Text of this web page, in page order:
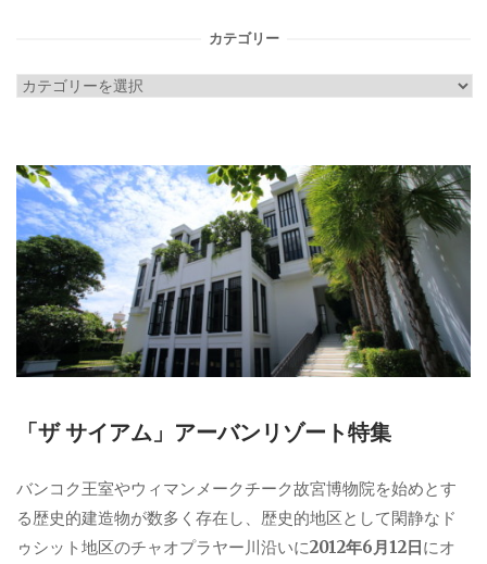
カテゴリー
カ
リ
ー
「ザ サイアム」アーバンリゾート特集
バンコク王室やウィマンメークチーク故宮博物院を始めとす
る歴史的建造物が数多く存在し、歴史的地区として閑静なド
ゥシット地区のチャオプラヤー川沿いに2012年6月12日にオ